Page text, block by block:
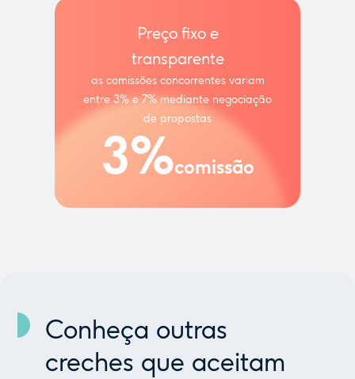
Preço fixo e
transparente
as comissões concorrentes variam
entre 3% e 7% mediante negociação
de propostas
3%comissão
Conheça outras
creches que aceitam